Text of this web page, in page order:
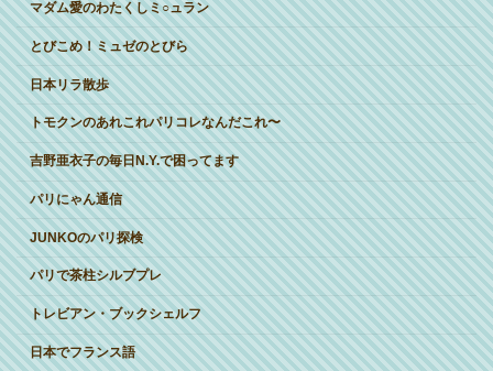
マダム愛のわたくしミ○ュラン
とびこめ！ミュゼのとびら
日本リラ散歩
トモクンのあれこれパリコレなんだこれ〜
吉野亜衣子の毎日N.Y.で困ってます
パリにゃん通信
JUNKOのパリ探検
パリで茶柱シルブプレ
トレビアン・ブックシェルフ
日本でフランス語